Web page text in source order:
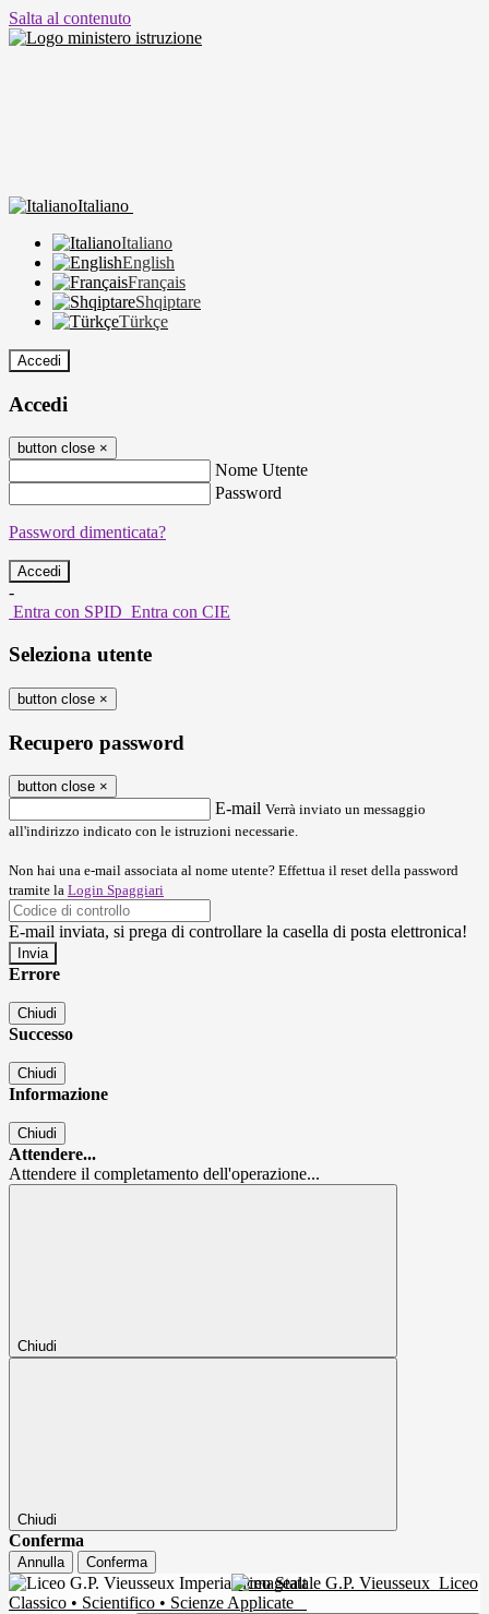
Salta al contenuto
Italiano
Italiano
English
Français
Shqiptare
Türkçe
Accedi
Accedi
button close ×
Nome Utente
Password
Password dimenticata?
-
Entra con SPID Entra con CIE
Seleziona utente
button close ×
Recupero password
button close ×
E-mail Verrà inviato un messaggio
all'indirizzo indicato con le istruzioni necessarie.
Non hai una e-mail associata al nome utente? Effettua il reset della password
tramite la Login Spaggiari
E-mail inviata, si prega di controllare la casella di posta elettronica!
Errore
Chiudi
Successo
Chiudi
Informazione
Chiudi
Attendere...
Attendere il completamento dell'operazione...
Chiudi
Chiudi
Conferma
Annulla Conferma
Liceo Statale G.P. Vieusseux Liceo
Classico • Scientifico • Scienze Applicate